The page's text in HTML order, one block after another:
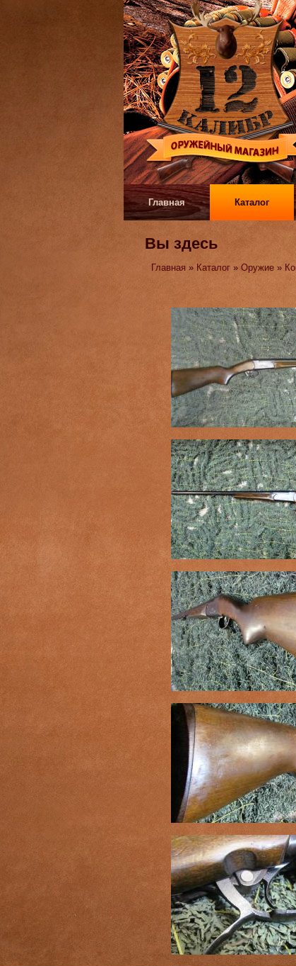
Главная Каталог
Вы здесь
Главная » Каталог »Оружие »